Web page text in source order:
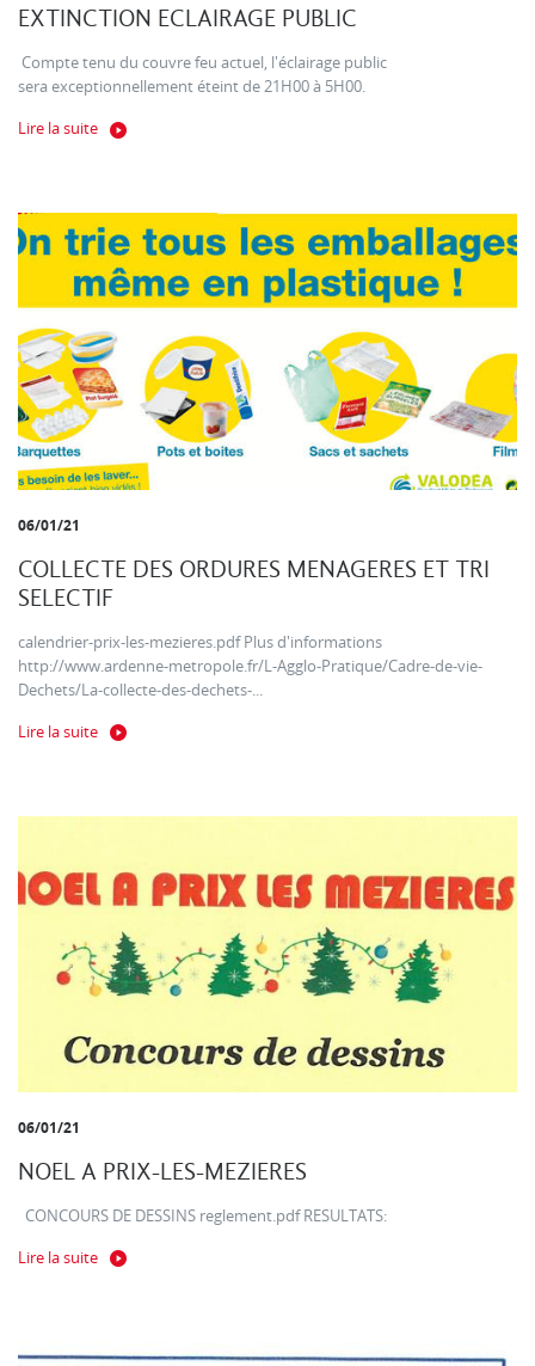
EXTINCTION ECLAIRAGE PUBLIC
Compte tenu du couvre feu actuel, l'éclairage public
sera exceptionnellement éteint de 21H00 à 5H00.
Lire la suite
06/01/21
COLLECTE DES ORDURES MENAGERES ET TRI
SELECTIF
calendrier-prix-les-mezieres.pdf Plus d'informations
http://www.ardenne-metropole.fr/L-Agglo-Pratique/Cadre-de-vie-
Dechets/La-collecte-des-dechets-...
Lire la suite
06/01/21
NOEL A PRIX-LES-MEZIERES
CONCOURS DE DESSINS reglement.pdf RESULTATS:
Lire la suite